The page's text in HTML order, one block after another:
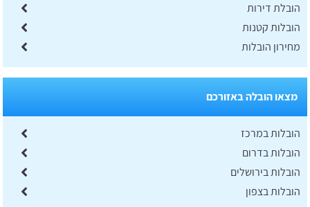
הובלת דירות
הובלות קטנות
מחירון הובלות
מצאו הובלה באזורכם
הובלות במרכז
הובלות בדרום
הובלות בירושלים
הובלות בצפון